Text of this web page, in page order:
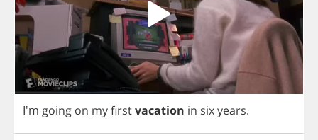
I'm going on myfirstvacation in sixyears.